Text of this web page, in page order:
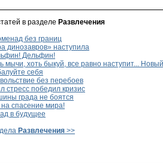
в разделе Развлечения
без границ
динозавров» наступила
Дельфин!
мычи, хоть быкуй, все равно наступит...
себя
без перебоев
стресс победил кризис
града не боятся
на спасение мира!
в будущее
Развлечения >>